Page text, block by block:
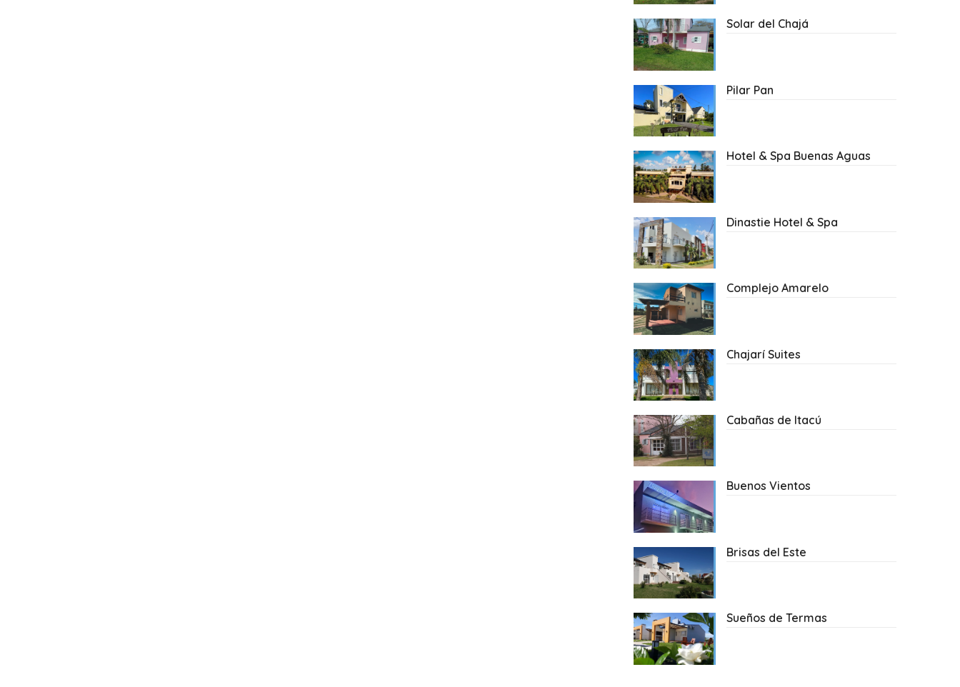
Solar del Chajá
Pilar Pan
Hotel & Spa Buenas Aguas
Dinastie Hotel & Spa
Complejo Amarelo
Chajarí Suites
Cabañas de Itacú
Buenos Vientos
Brisas del Este
Sueños de Termas